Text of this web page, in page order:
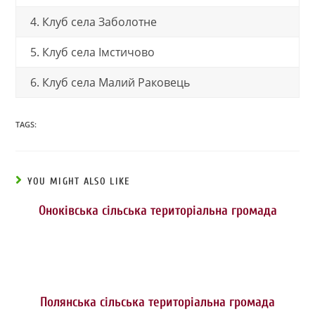
4. Клуб села Заболотне
5. Клуб села Імстичово
6. Клуб села Малий Раковець
TAGS:
YOU MIGHT ALSO LIKE
Оноківська сільська територіальна громада
Полянська сільська територіальна громада